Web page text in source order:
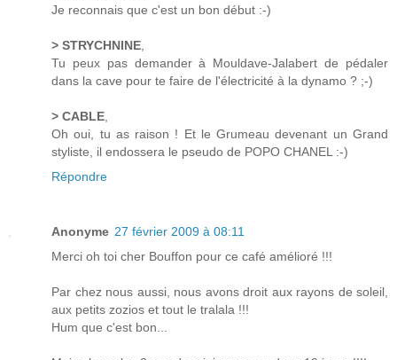
Je reconnais que c'est un bon début :-)
> STRYCHNINE
Tu peux pas demander à Mouldave-Jalabert de pédaler
dans la cave pour te faire de l'électricité à la dynamo ? ;-)
> CABLE
Oh oui, tu as raison ! Et le Grumeau devenant un Grand
styliste, il endossera le pseudo de POPO CHANEL :-)
Répondre
Anonyme 27 février 2009 à 08:11
Merci oh toi cher Bouffon pour ce café amélioré !!!
Par chez nous aussi, nous avons droit aux rayons de soleil,
aux petits zozios et tout le tralala !!!
Hum que c'est bon...